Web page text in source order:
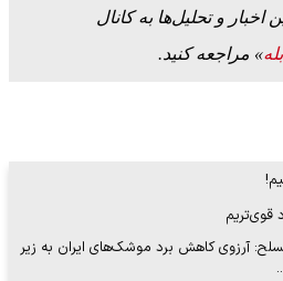
و تحلیل‌ها به کانال
بله» مراجعه کنید.
آرزوی کاهش برد موشک‌های ایران به زیر